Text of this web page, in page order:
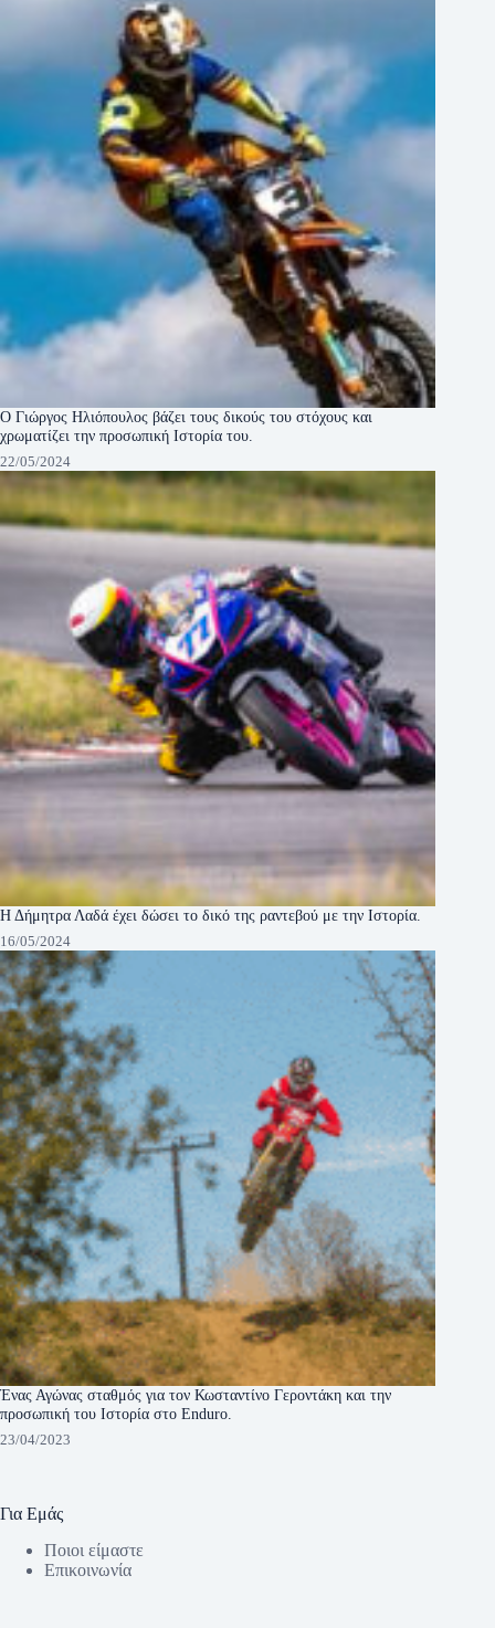
Ο Γιώργος Ηλιόπουλος βάζει τους δικούς του στόχους και
χρωματίζει την προσωπική Ιστορία του.
22/05/2024
Η Δήμητρα Λαδά έχει δώσει το δικό της ραντεβού με την Ιστορία.
16/05/2024
Ένας Αγώνας σταθμός για τον Κωσταντίνο Γεροντάκη και την
προσωπική του Ιστορία στο Enduro.
23/04/2023
Για Εμάς
Ποιοι είμαστε
Eπικοινωνία